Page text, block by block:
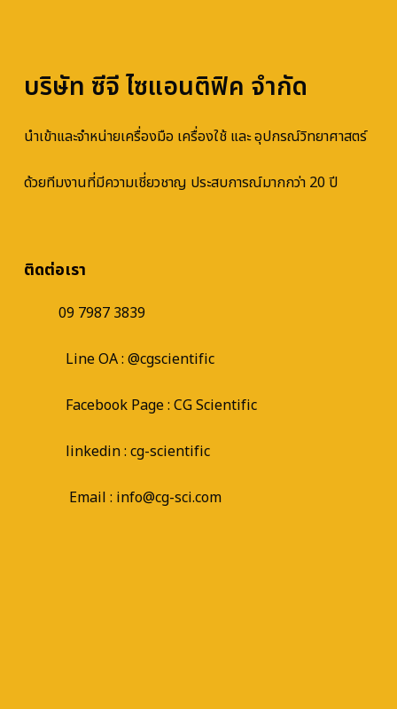
บริษัท ซีจี ไซแอนติฟิค จำกัด
นำเข้าและจำหน่ายเครื่องมือ เครื่องใช้ และ อุปกรณ์วิทยาศาสตร์
ด้วยทีมงานที่มีความเชี่ยวชาญ ประสบการณ์มากกว่า 20 ปี
ติดต่อเรา
09 7987 3839
Line OA : @cgscientific
Facebook Page : CG Scientific
linkedin : cg-scientific
Email : info@cg-sci.com